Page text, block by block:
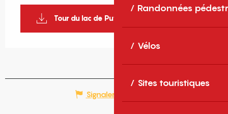
Randonnées
Vélos
Sites touristiques
Tour du lac de Puyvalador_1
Signaler une erreur